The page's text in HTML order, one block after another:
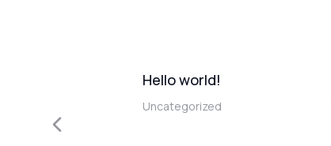
Hello world!
Uncategorized